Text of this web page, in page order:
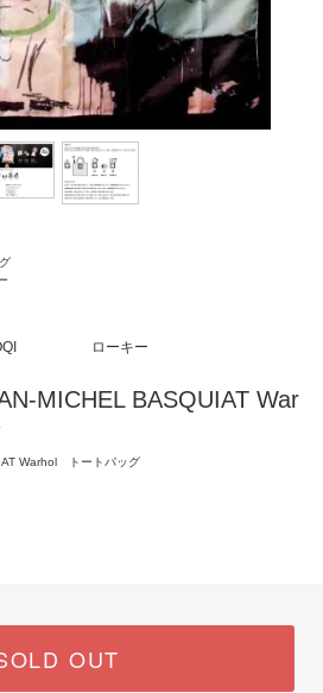
ローキー
MICHEL BASQUIAT War
Warhol トートバッグ
OUT